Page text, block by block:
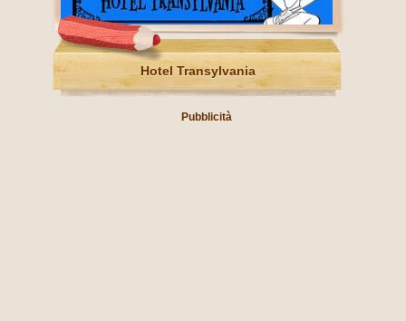
Hotel Transylvania
Pubblicità